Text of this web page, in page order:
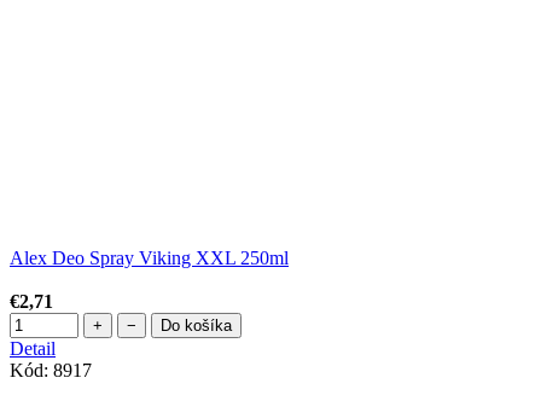
Alex Deo Spray Viking XXL 250ml
€2,71
+ − Do košíka
Detail
Kód: 8917